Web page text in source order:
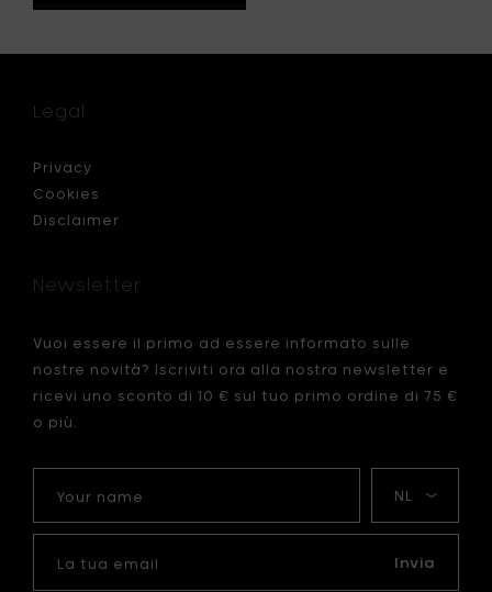
Legal
Privacy
Cookies
Disclaimer
Newsletter
Vuoi essere il primo ad essere informato sulle
nostre novità? Iscriviti ora alla nostra newsletter e
ricevi uno sconto di 10 € sul tuo primo ordine di 75 €
o più.
name
mia
Invia